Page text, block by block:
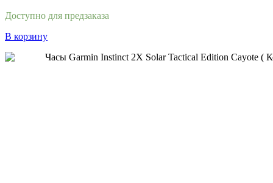
Доступно для предзаказа
В корзину